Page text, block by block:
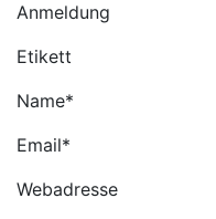
Anmeldung
Etikett
Name*
Email*
Webadresse